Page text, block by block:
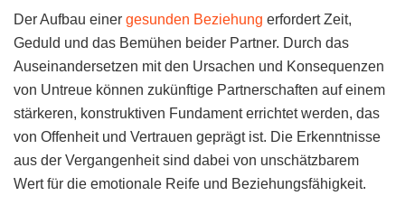
Der Aufbau einer gesunden Beziehung erfordert Zeit,
Geduld und das Bemühen beider Partner. Durch das
Auseinandersetzen mit den Ursachen und Konsequenzen
von Untreue können zukünftige Partnerschaften auf einem
stärkeren, konstruktiven Fundament errichtet werden, das
von Offenheit und Vertrauen geprägt ist. Die Erkenntnisse
aus der Vergangenheit sind dabei von unschätzbarem
Wert für die emotionale Reife und Beziehungsfähigkeit.